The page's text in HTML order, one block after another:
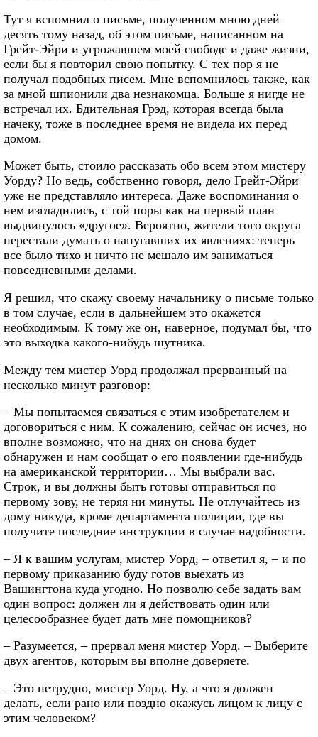
Тут я вспомнил о письме, полученном мною дней
десять тому назад, об этом письме, написанном на
Грейт-Эйри и угрожавшем моей свободе и даже жизни,
если бы я повторил свою попытку. С тех пор я не
получал подобных писем. Мне вспомнилось также, как
за мной шпионили два незнакомца. Больше я нигде не
встречал их. Бдительная Грэд, которая всегда была
начеку, тоже в последнее время не видела их перед
домом.
Может быть, стоило рассказать обо всем этом мистеру
Уорду? Но ведь, собственно говоря, дело Грейт-Эйри
уже не представляло интереса. Даже воспоминания о
нем изгладились, с той поры как на первый план
выдвинулось «другое». Вероятно, жители того округа
перестали думать о напугавших их явлениях: теперь
все было тихо и ничто не мешало им заниматься
повседневными делами.
Я решил, что скажу своему начальнику о письме только
в том случае, если в дальнейшем это окажется
необходимым. К тому же он, наверное, подумал бы, что
это выходка какого-нибудь шутника.
Между тем мистер Уорд продолжал прерванный на
несколько минут разговор:
– Мы попытаемся связаться с этим изобретателем и
договориться с ним. К сожалению, сейчас он исчез, но
вполне возможно, что на днях он снова будет
обнаружен и нам сообщат о его появлении где-нибудь
на американской территории… Мы выбрали вас.
Строк, и вы должны быть готовы отправиться по
первому зову, не теряя ни минуты. Не отлучайтесь из
дому никуда, кроме департамента полиции, где вы
получите последние инструкции в случае надобности.
– Я к вашим услугам, мистер Уорд, – ответил я, – и по
первому приказанию буду готов выехать из
Вашингтона куда угодно. Но позволю себе задать вам
один вопрос: должен ли я действовать один или
целесообразнее будет дать мне помощников?
– Разумеется, – прервал меня мистер Уорд. – Выберите
двух агентов, которым вы вполне доверяете.
– Это нетрудно, мистер Уорд. Ну, а что я должен
делать, если рано или поздно окажусь лицом к лицу с
этим человеком?